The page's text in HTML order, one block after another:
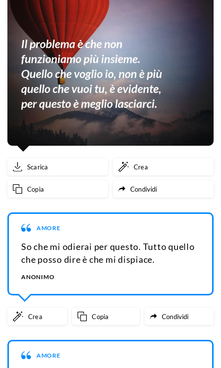
Scarica Crea
Copia Condividi
AMORE
So che mi odierai per questo. Tutto quello
che posso dire è che mi dispiace.
ANONIMO
Crea Copia Condividi
AMORE